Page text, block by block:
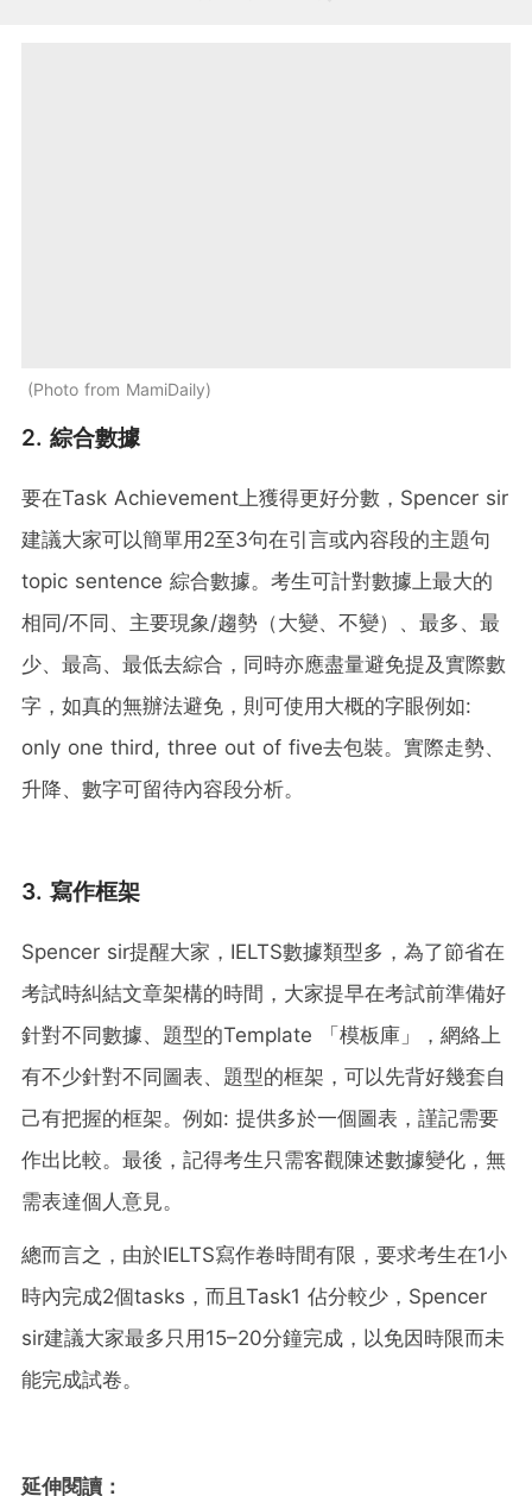
Photo from MamiDaily
2. 綜合數據
要在Task Achievement上獲得更好分數，Spencer sir
建議大家可以簡單用2至3句在引言或內容段的主題句
topic sentence 綜合數據。考生可計對數據上最大的
相同/不同、主要現象/趨勢（大變、不變）、最多、最
少、最高、最低去綜合，同時亦應盡量避免提及實際數
字，如真的無辦法避免，則可使用大概的字眼例如:
only one third, three out of five去包裝。實際走勢、
升降、數字可留待內容段分析。
3. 寫作框架
Spencer sir提醒大家，IELTS數據類型多，為了節省在
考試時糾結文章架構的時間，大家提早在考試前準備好
針對不同數據、題型的Template 「模板庫」，網絡上
有不少針對不同圖表、題型的框架，可以先背好幾套自
己有把握的框架。例如: 提供多於一個圖表，謹記需要
作出比較。最後，記得考生只需客觀陳述數據變化，無
需表達個人意見。
總而言之，由於IELTS寫作卷時間有限，要求考生在1小
時內完成2個tasks，而且Task1 佔分較少，Spencer
sir建議大家最多只用15–20分鐘完成，以免因時限而未
能完成試卷。
延伸閱讀：